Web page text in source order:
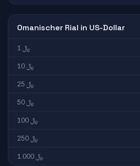
Omanischer Rial in US-Dollar
1 ﷼
10 ﷼
25 ﷼
50 ﷼
100 ﷼
250 ﷼
1.000 ﷼